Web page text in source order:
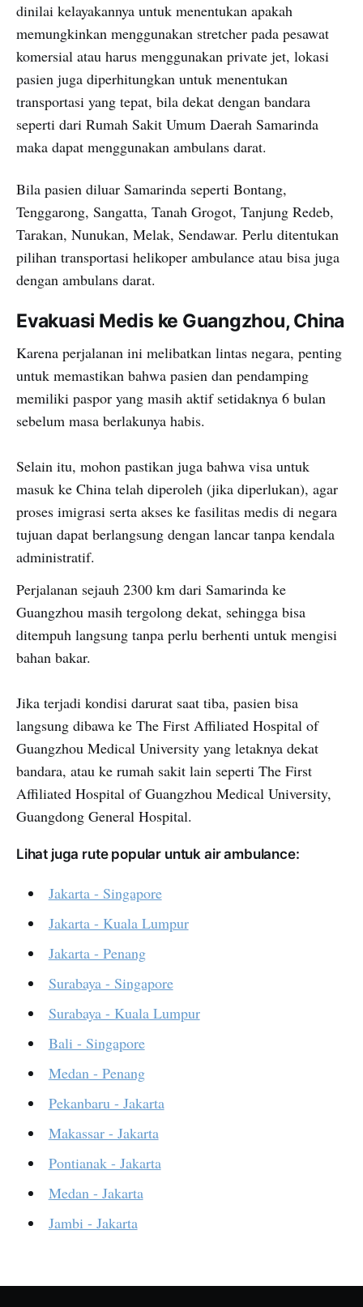
dinilai kelayakannya untuk menentukan apakah
memungkinkan menggunakan stretcher pada pesawat
komersial atau harus menggunakan private jet, lokasi
pasien juga diperhitungkan untuk menentukan
transportasi yang tepat, bila dekat dengan bandara
seperti dari Rumah Sakit Umum Daerah Samarinda
maka dapat menggunakan ambulans darat.
Bila pasien diluar Samarinda seperti Bontang,
Tenggarong, Sangatta, Tanah Grogot, Tanjung Redeb,
Tarakan, Nunukan, Melak, Sendawar. Perlu ditentukan
pilihan transportasi helikoper ambulance atau bisa juga
dengan ambulans darat.
Evakuasi Medis ke Guangzhou, China
Karena perjalanan ini melibatkan lintas negara, penting
untuk memastikan bahwa pasien dan pendamping
memiliki paspor yang masih aktif setidaknya 6 bulan
sebelum masa berlakunya habis.
Selain itu, mohon pastikan juga bahwa visa untuk
masuk ke China telah diperoleh (jika diperlukan), agar
proses imigrasi serta akses ke fasilitas medis di negara
tujuan dapat berlangsung dengan lancar tanpa kendala
administratif.
Perjalanan sejauh 2300 km dari Samarinda ke
Guangzhou masih tergolong dekat, sehingga bisa
ditempuh langsung tanpa perlu berhenti untuk mengisi
bahan bakar.
Jika terjadi kondisi darurat saat tiba, pasien bisa
langsung dibawa ke The First Affiliated Hospital of
Guangzhou Medical University yang letaknya dekat
bandara, atau ke rumah sakit lain seperti The First
Affiliated Hospital of Guangzhou Medical University,
Guangdong General Hospital.
Lihat juga rute popular untuk air ambulance:
Jakarta - Singapore
Jakarta - Kuala Lumpur
Jakarta - Penang
Surabaya - Singapore
Surabaya - Kuala Lumpur
Bali - Singapore
Medan - Penang
Pekanbaru - Jakarta
Makassar - Jakarta
Pontianak - Jakarta
Medan - Jakarta
Jambi - Jakarta